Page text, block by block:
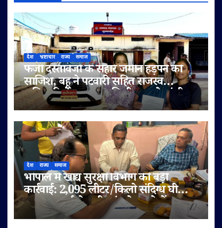
देश भ्रष्टाचार राज्य समाज
फर्जी दस्तावेजों के सहारे जमीन हड़पने की
साजिश, बहू ने पटवारी सहित राजस्व
अधिकारियों पर लगाए मिलीभगत के गंभीर
आरोप
देश राज्य समाज
भोपाल में खाद्य सुरक्षा विभाग की बड़ी
कार्रवाई: 2,095 लीटर/किलो संदिग्ध घी
जब्त, सप्लाई चेन भी जांच के दायरे में